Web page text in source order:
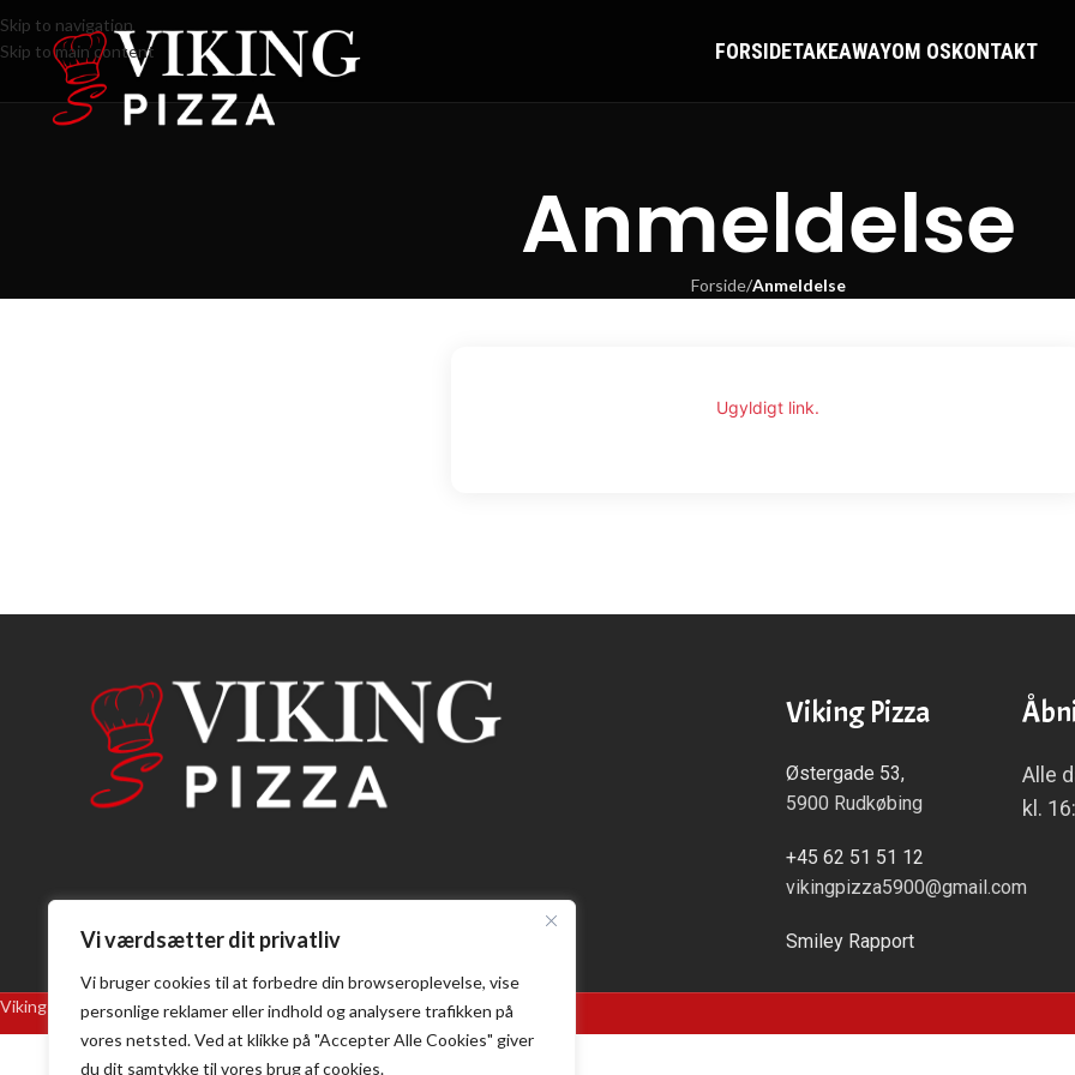
Vi værdsætter dit privatliv
Vi bruger cookies til at forbedre din browseroplevelse, vise
personlige reklamer eller indhold og analysere trafikken på
vores netsted. Ved at klikke på "Accepter Alle Cookies" giver
du dit samtykke til vores brug af cookies.
Skip to navigation
Skip to main content
FORSIDETAKEAWAYOM OSKONTAKT
Anmeldelse
Forside/Anmeldelse
Ugyldigt link.
Viking Pizza
Østergade 53,
5900 Rudkøbing
+45 62 51 51 12
vikingpizza5900@gmail.com
Smiley Rapport
Alle
kl.
Viking Pizza @ 2025 | Powered byNemBestil ApS